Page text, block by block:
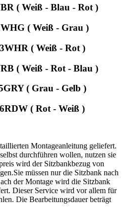
( Weiß - Blau - Rot )
( Weiß - Grau )
( Weiß - Rot )
( Weiß - Rot - Blau )
( Grau - Gelb )
( Rot - Weiß )
Montageanleitung geliefert.
durchführen wollen, nutzen sie
wird der Sitzbankbezug von
müssen nur die Sitzbank nach
der Montage wird die Sitzbank
Dieser Service wird vor allem für
Die Bearbeitungsdauer beträgt